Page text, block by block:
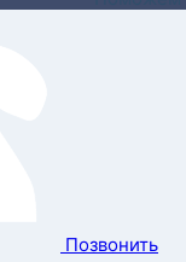
Позвонить